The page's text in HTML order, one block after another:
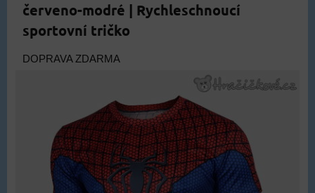
červeno-modré | Rychleschnoucí
sportovní tričko
DOPRAVA ZDARMA